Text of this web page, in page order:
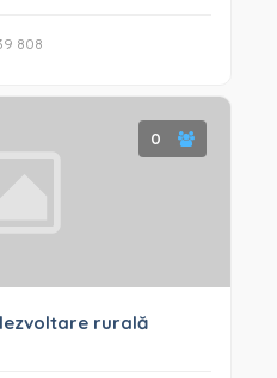
808
0
rurală